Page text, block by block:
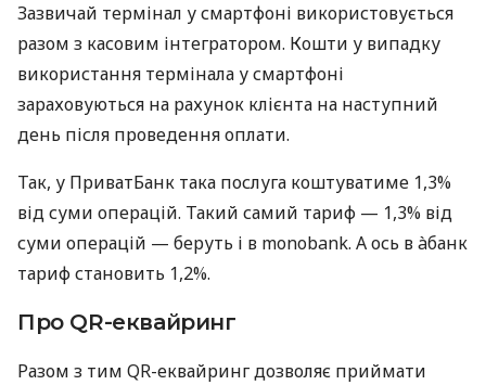
Зазвичай термінал у смартфоні використовується
разом з касовим інтегратором. Кошти у випадку
використання термінала у смартфоні
зараховуються на рахунок клієнта на наступний
день після проведення оплати.
Так, у ПриватБанк така послуга коштуватиме 1,3%
від суми операцій. Такий самий тариф — 1,3% від
суми операцій — беруть і в monobank. А ось в àбанк
тариф становить 1,2%.
Про QR-еквайринг
Разом з тим QR-еквайринг дозволяє приймати